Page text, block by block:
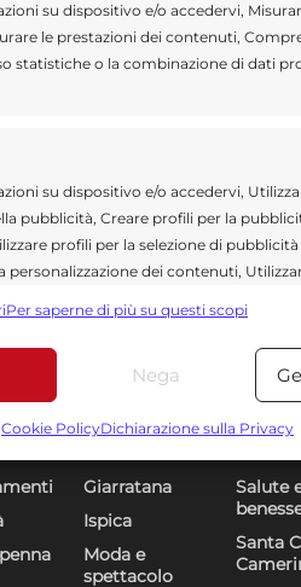
su dispositivo e/o accedervi,
le prestazioni dei contenuti,
statistiche o la combinazione di dati
su dispositivo e/o accedervi,
pubblicità, Creare profili per la
profili per la selezione di
personalizzazione dei contenuti,
per la selezione dei contenuti.
dati provenienti da altre fonti di dati,
automaticamente.
geolocalizzazione precisi,
a informazioni richieste
Per saperne di più su questi scopi
Nega
Cookie PolicyDichiarazione sulla Privacy
Giarratana
Ispica
Moda e
spettacolo
Salute
Santa